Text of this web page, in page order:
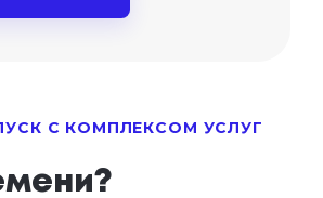
С КОМПЛЕКСОМ УСЛУГ